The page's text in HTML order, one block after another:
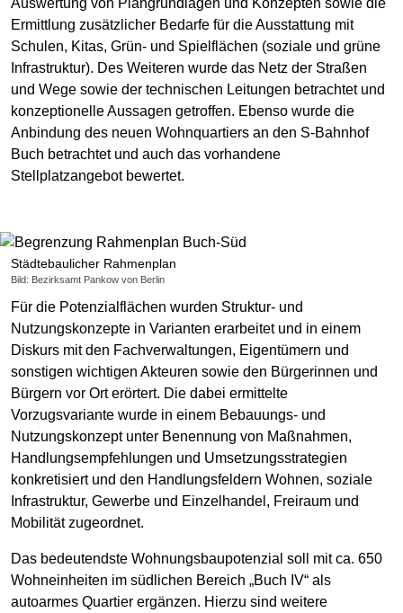
Auswertung von Plangrundlagen und Konzepten sowie die
Ermittlung zusätzlicher Bedarfe für die Ausstattung mit
Schulen, Kitas, Grün- und Spielflächen (soziale und grüne
Infrastruktur). Des Weiteren wurde das Netz der Straßen
und Wege sowie der technischen Leitungen betrachtet und
konzeptionelle Aussagen getroffen. Ebenso wurde die
Anbindung des neuen Wohnquartiers an den S-Bahnhof
Buch betrachtet und auch das vorhandene
Stellplatzangebot bewertet.
Städtebaulicher Rahmenplan
Bild: Bezirksamt Pankow von Berlin
Für die Potenzialflächen wurden Struktur- und
Nutzungskonzepte in Varianten erarbeitet und in einem
Diskurs mit den Fachverwaltungen, Eigentümern und
sonstigen wichtigen Akteuren sowie den Bürgerinnen und
Bürgern vor Ort erörtert. Die dabei ermittelte
Vorzugsvariante wurde in einem Bebauungs- und
Nutzungskonzept unter Benennung von Maßnahmen,
Handlungsempfehlungen und Umsetzungsstrategien
konkretisiert und den Handlungsfeldern Wohnen, soziale
Infrastruktur, Gewerbe und Einzelhandel, Freiraum und
Mobilität zugeordnet.
Das bedeutendste Wohnungsbaupotenzial soll mit ca. 650
Wohneinheiten im südlichen Bereich „Buch IV“ als
autoarmes Quartier ergänzen. Hierzu sind weitere